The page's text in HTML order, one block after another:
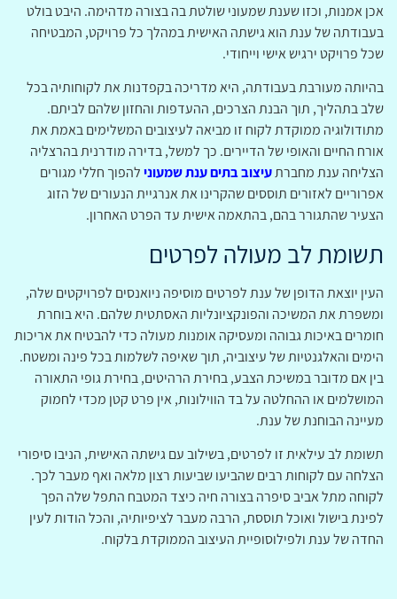
אכן אמנות, וכזו שענת שמעוני שולטת בה בצורה מדהימה. היבט בולט
בעבודתה של ענת הוא גישתה האישית במהלך כל פרויקט, המבטיחה
שכל פרויקט ירגיש אישי וייחודי.
בהיותה מעורבת בעבודתה, היא מדריכה בקפדנות את לקוחותיה בכל
שלב בתהליך, תוך הבנת הצרכים, ההעדפות והחזון שלהם לביתם.
מתודולוגיה ממוקדת לקוח זו מביאה לעיצובים המשלימים באמת את
אורח החיים והאופי של הדיירים. כך למשל, בדירה מודרנית בהרצליה
הצליחה ענת מחברתעיצוב בתים ענת שמעונילהפוך חללי מגורים
אפרוריים לאזורים תוססים שהקרינו את אנרגיית הנעורים של הזוג
הצעיר שהתגורר בהם, בהתאמה אישית עד הפרט האחרון.
תשומת לב מעולה לפרטים
העין יוצאת הדופן של ענת לפרטים מוסיפה ניואנסים לפרויקטים שלה,
ומשפרת את המשיכה והפונקציונליות האסתטית שלהם. היא בוחרת
חומרים באיכות גבוהה ומעסיקה אומנות מעולה כדי להבטיח את אריכות
הימים והאלגנטיות של עיצוביה, תוך שאיפה לשלמות בכל פינה ומשטח.
בין אם מדובר במשיכת הצבע, בחירת הרהיטים, בחירת גופי התאורה
המושלמים או ההחלטה על בד הווילונות, אין פרט קטן מכדי לחמוק
מעיינה הבוחנת של ענת.
תשומת לב עילאית זו לפרטים, בשילוב עם גישתה האישית, הניבו סיפורי
הצלחה עם לקוחות רבים שהביעו שביעות רצון מלאה ואף מעבר לכך.
לקוחה מתל אביב סיפרה בצורה חיה כיצד המטבח התפל שלה הפך
לפינת בישול ואוכל תוססת, הרבה מעבר לציפיותיה, והכל הודות לעין
החדה של ענת ולפילוסופיית העיצוב הממוקדת בלקוח.